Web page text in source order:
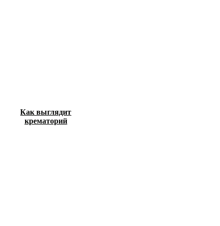
Как выглядит
крематорий